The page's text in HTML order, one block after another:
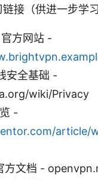
接（供进一步学习
方网站 -
安全基础 -
wiki/Privacy
-
article/
方文档 -